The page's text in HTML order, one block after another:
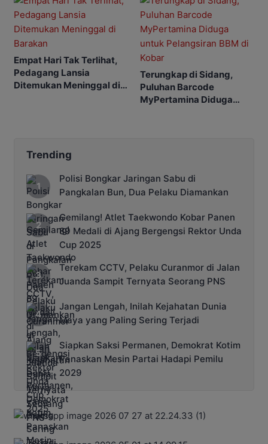
Empat Hari Tak Terlihat,
Pedagang Lansia
Ditemukan Meninggal di
Terungkap di Sidang,
Puluhan Barcode
MyPertamina Diduga
Trending
Polisi Bongkar Jaringan Sabu di
Pangkalan Bun, Dua Pelaku Diamankan
Gemilang! Atlet Taekwondo Kobar Panen
89 Medali di Ajang Bergengsi Rektor Unda
Cup 2025
Terekam CCTV, Pelaku Curanmor di Jalan
Juanda Sampit Ternyata Seorang PNS
Jangan Lengah, Inilah Kejahatan Dunia
Maya yang Paling Sering Terjadi
Siapkan Saksi Permanen, Demokrat Kotim
Panaskan Mesin Partai Hadapi Pemilu
2029